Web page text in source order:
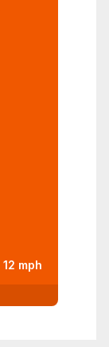
12 mph